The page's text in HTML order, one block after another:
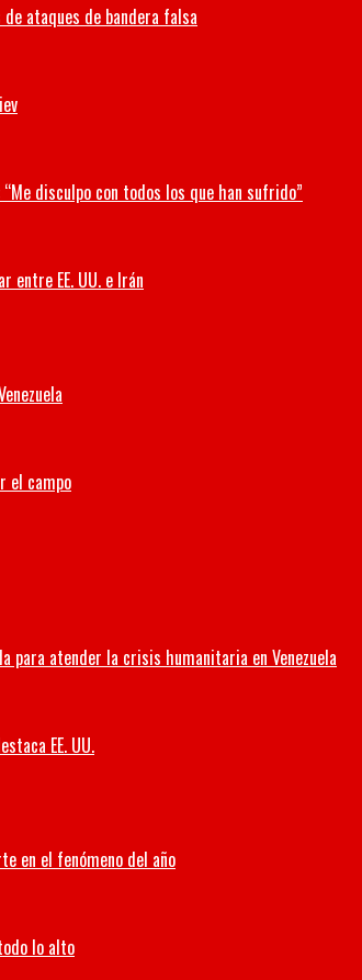
ataques de bandera falsa
disculpo con todos los que han sufrido”
EE. UU. e Irán
el campo
para atender la crisis humanitaria en Venezuela
EE. UU.
en el fenómeno del año
lo alto